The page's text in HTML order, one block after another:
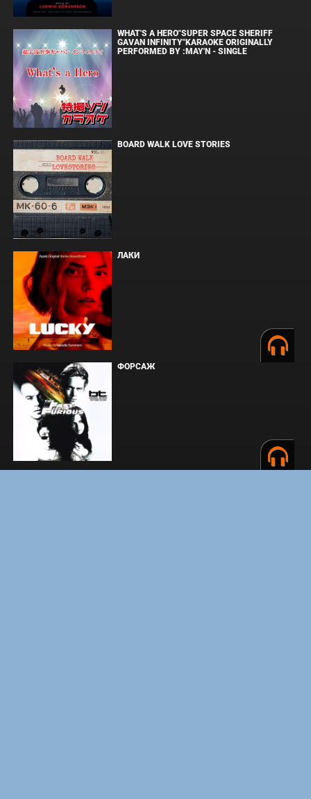
WHAT'S A HERO"SUPER SPACE SHERIFF
GAVAN INFINITY"KARAOKE ORIGINALLY
PERFORMED BY :MAY'N - SINGLE
BOARD WALK LOVE STORIES
ЛАКИ
ФОРСАЖ